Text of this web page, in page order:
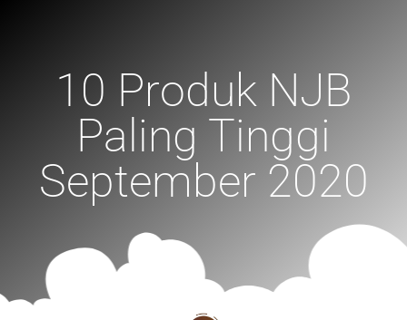
10 Produk NJB
Paling Tinggi
September 2020